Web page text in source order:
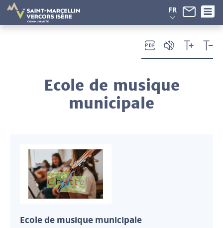
FR
Ecole de musique
municipale
Ecole de musique municipale
Panneau de gestion des cookies